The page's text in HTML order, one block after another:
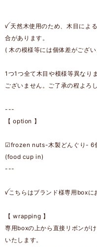
ꪜ 天然木使用のため、木目によ
合があります。
( 木の模様等には個体差がござ
1つ1つ全て木目や模様等異なり
ございません。ご了承の程よろ
---
【 option 】
☑︎frozen nuts-木製どんぐり- 6
(food cup in)
---
ꪜこちらはブランド様専用boxに
【 wrapping 】
専用boxの上から直接リボンが
いたします。